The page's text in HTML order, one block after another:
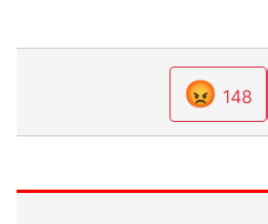
148
😡